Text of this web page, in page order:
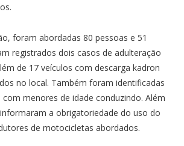
foram abordadas 80 pessoas e 51
registrados dois casos de adulteração
de 17 veículos com descarga kadron
no local. Também foram identificadas
menores de idade conduzindo. Além
a obrigatoriedade do uso do
de motocicletas abordados.